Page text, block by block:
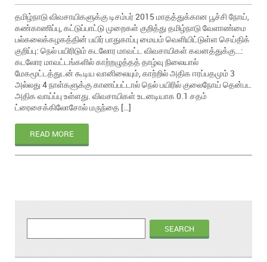
தமிழ்நாடு விவசாயிகளுக்கு டிசம்பர் 2015 மாதத்துக்கான பூச்சி நோய்,
கண்காணிப்பு, கட்டுப்பாட்டு முறைகள் குறித்து தமிழ்நாடு வேளாண்மை
பல்கலைக்கழகத்தின் பயிர் பாதுகாப்பு மையம் வெளியிட்டுள்ள செய்திக்
குறிப்பு: நெல் பயிரிடும் கடலோர மாவட்ட விவசாயிகள் கவனத்துக்கு…:
கடலோர மாவட்டங்களில் காற்றழுத்தத் தாழ்வு நிலையால்
மேகமூட்டத்துடன் கூடிய வானிலையும், காற்றில் அதிக ஈரப்பதமும் 3
அல்லது 4 நாள்களுக்கு காணப்பட்டால் நெல் பயிரில் குலைநோய் தென்பட
அதிக வாய்ப்பு உள்ளது. விவசாயிகள் உடனடியாக 0.1 சதம்
ட்ரைசைக்கிலோசோல் மருந்தை […]
READ MORE